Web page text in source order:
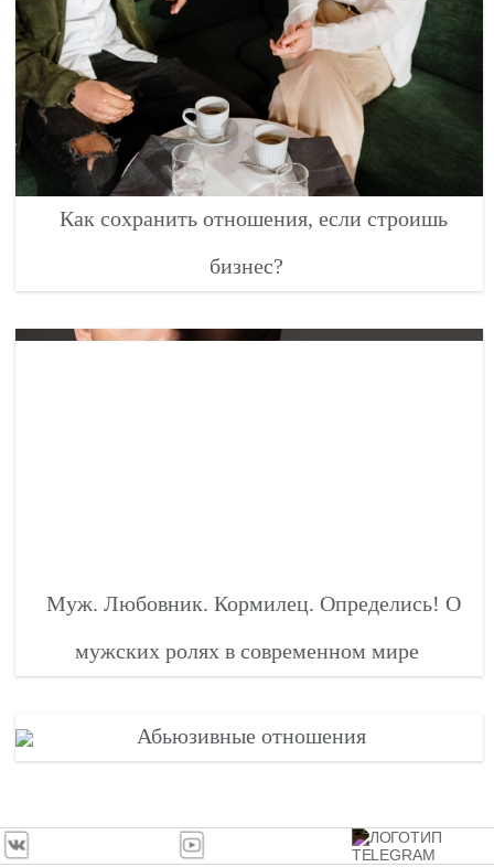
Как сохранить отношения, если строишь
бизнес?
Муж. Любовник. Кормилец. Определись! О
мужских ролях в современном мире
Абьюзивные отношения